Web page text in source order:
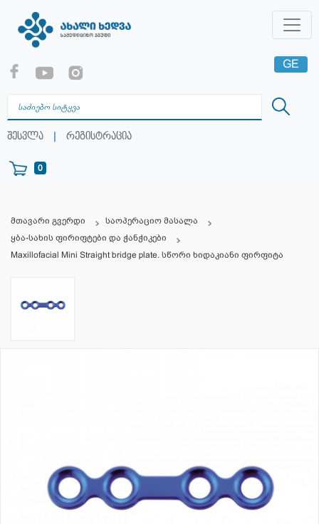
შესვლა | რეგისტრაცია
0
GE
RU
მთავარი გვერდი
საოპერაციო მასალა
ყბა-სახის ფირიფტები და ჭანჭიკები
Maxillofacial Mini Straight bridge plate. სწორი ხიდაკიანი ფირფიტა